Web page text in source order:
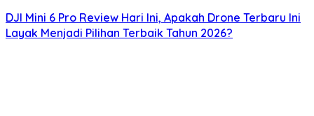
DJI Mini 6 Pro Review Hari Ini, Apakah Drone Terbaru Ini
Layak Menjadi Pilihan Terbaik Tahun 2026?